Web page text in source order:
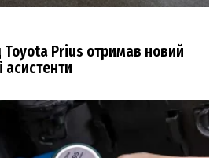
Toyota Prius отримав новий
асистенти